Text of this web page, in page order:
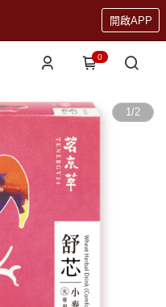
開啟APP
0
1/2